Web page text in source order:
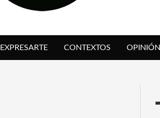
INTERPRETANDO A SERRAT
EXPRESARTE CONTEXTOS OPINIÓN